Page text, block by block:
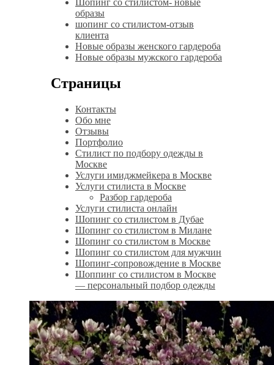
Шопинг со стилистом- новые
образы
шопинг со стилистом-отзыв
клиента
Новые образы женского гардероба
Новые образы мужского гардероба
Страницы
Контакты
Обо мне
Отзывы
Портфолио
Стилист по подбору одежды в
Москве
Услуги имиджмейкера в Москве
Услуги стилиста в Москве
Разбор гардероба
Услуги стилиста онлайн
Шопинг со стилистом в Дубае
Шопинг со стилистом в Милане
Шопинг со стилистом в Москве
Шопинг со стилистом для мужчин
Шопинг-сопровождение в Москве
Шоппинг со стилистом в Москве
— персональный подбор одежды